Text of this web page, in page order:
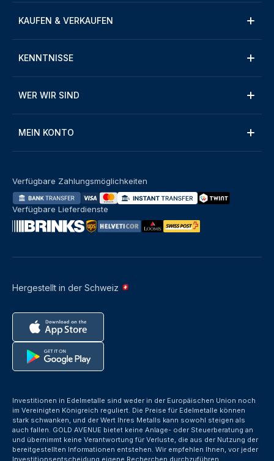
KAUFEN & VERKAUFEN
KENNTNISSE
WER WIR SIND
MEIN KONTO
Hergestellt in der Schweiz
Verfügbare Zahlungsmöglichkeiten
Verfügbare Lieferdienste
Investitionen in Edelmetalle sind weder in der Europäischen Union noch
im Vereinigten Königreich reguliert. Die Preise für Edelmetalle können
stark schwanken, und der Wert Ihres Metalls kann sowohl steigen als
auch fallen. GOLD AVENUE bietet keine Anlage- oder Steuerberatung an
und übernimmt keine Verantwortung für Verluste, die aus der Nutzung der
bereitgestellten Informationen entstehen. Wir empfehlen Ihnen, vor jeder
Investitionsentscheidung eigene Recherchen durchzuführen.